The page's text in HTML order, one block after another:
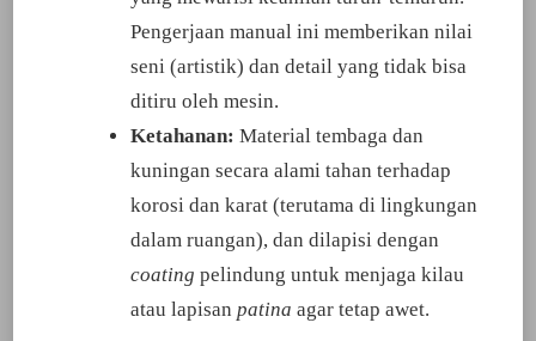
Pengerjaan manual ini memberikan nilai
seni (artistik) dan detail yang tidak bisa
ditiru oleh mesin.
Ketahanan: Material tembaga dan
kuningan secara alami tahan terhadap
korosi dan karat (terutama di lingkungan
dalam ruangan), dan dilapisi dengan
coating pelindung untuk menjaga kilau
atau lapisan patina agar tetap awet.